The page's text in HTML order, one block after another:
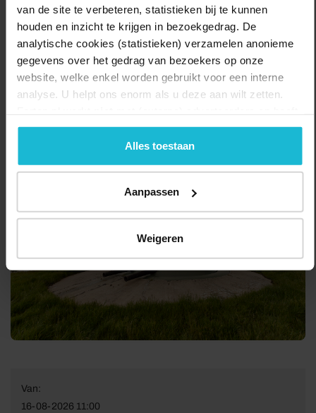
van de site te verbeteren, statistieken bij te kunnen
houden en inzicht te krijgen in bezoekgedrag. De
analytische cookies (statistieken) verzamelen anonieme
gegevens over het gedrag van bezoekers op onze
website, welke enkel worden gebruikt voor een interne
analyse. U helpt ons enorm als u deze aan wilt zetten.
geen commerciële doelstelling. U kunt deze cookies via
de knoppen accepteren, beheren of weigeren.
Alles toestaan
Aanpassen
Weigeren
Let op: het geschut is alléén toegankelijk tijdens rondleidingen
en onder begeleiding.
Bij de Koffiebuuf kun je tot eind september iedere week van
donderdag t/m zondag neerstrijken voor koffie, thee, Beemster
sapjes en lekkere hapjes. Je vindt haar naast de
fortwachterswoning.
Delen:
Van:
16-08-2026 11:00